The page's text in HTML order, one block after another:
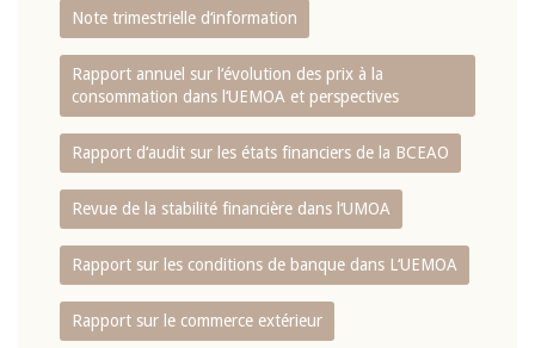
Note trimestrielle d‘information
Rapport annuel sur l‘évolution des prix à la
consommation dans l‘UEMOA et perspectives
Rapport d‘audit sur les états financiers de la BCEAO
Revue de la stabilité financière dans l‘UMOA
Rapport sur les conditions de banque dans L‘UEMOA
Rapport sur le commerce extérieur